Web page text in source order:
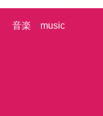
音楽 music